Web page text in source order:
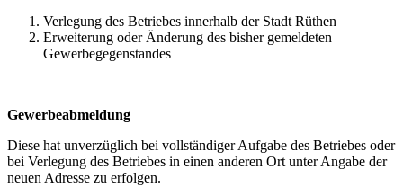
Verlegung des Betriebes innerhalb der Stadt Rüthen
Erweiterung oder Änderung des bisher gemeldeten
Gewerbegegenstandes
Gewerbeabmeldung
Diese hat unverzüglich bei vollständiger Aufgabe des Betriebes oder
bei Verlegung des Betriebes in einen anderen Ort unter Angabe der
neuen Adresse zu erfolgen.